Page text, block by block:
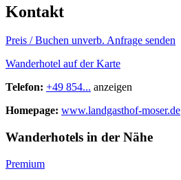
Kontakt
Preis / Buchen unverb. Anfrage senden
Wanderhotel auf der Karte
Telefon: +49 854... anzeigen
Homepage: www.landgasthof-moser.de
Wanderhotels in der Nähe
Premium